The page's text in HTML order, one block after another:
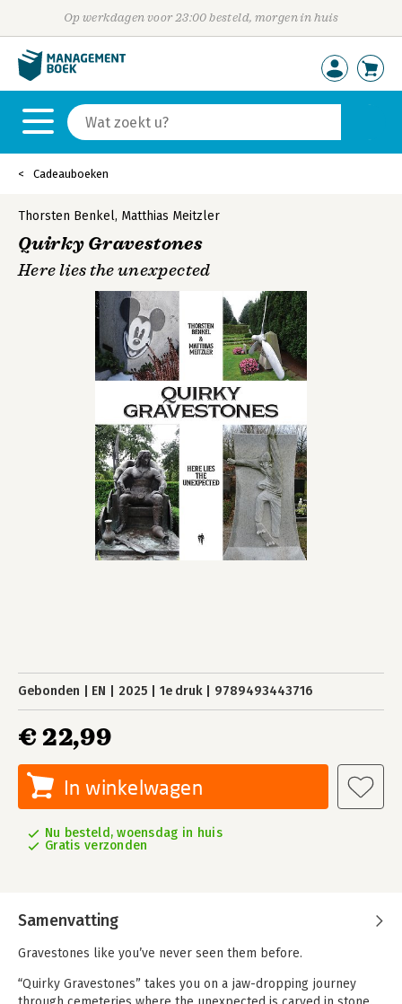
Op werkdagen voor 23:00 besteld, morgen in huis
Cadeauboeken
Thorsten Benkel, Matthias Meitzler
Quirky Gravestones
Here lies the unexpected
Gebonden EN 2025 1e druk 9789493443716
€ 22,99
In winkelwagen
Nu besteld, woensdag in huis
Gratis verzonden
Samenvatting
Gravestones like you’ve never seen them before.
“Quirky Gravestones” takes you on a jaw-dropping journey